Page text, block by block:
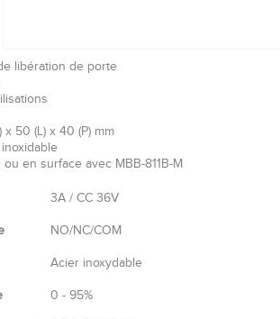
libération de porte
50 (L) x 40 (P) mm
en surface avec MBB-811B-M
3A / CC 36V
NO/NC/COM
Acier inoxydable
0 - 95%